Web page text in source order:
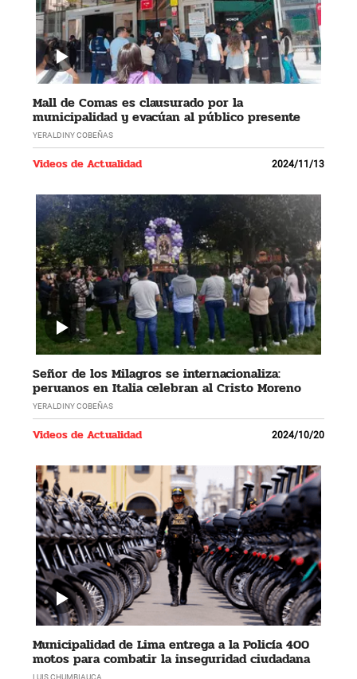
Mall de Comas es clausurado por la
municipalidad y evacúan al público presente
YERALDINY COBEÑAS
Videos de Actualidad 2024/11/13
Señor de los Milagros se internacionaliza:
peruanos en Italia celebran al Cristo Moreno
YERALDINY COBEÑAS
Videos de Actualidad 2024/10/20
Municipalidad de Lima entrega a la Policía 400
motos para combatir la inseguridad ciudadana
LUIS CHUMBIAUCA